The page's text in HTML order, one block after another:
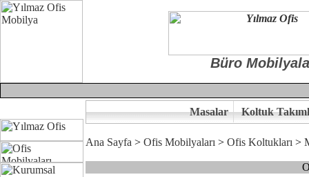
Büro
Masalar Koltuk
Ana Sayfa > Ofis Mobilyaları > Ofis Koltukları >